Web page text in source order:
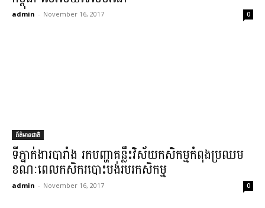
admin - November 16, 2017 0
ព័ត៌មានជាតិ
ទីភ្នាក់ងារ​បារាំង រក​បញ្ហា​គន្លឹះ​វិស័យ​កសិកម្ម​កំពុង​ប្រឈម
ខណៈពេល​កសិករ​បោះបង់​របរ​កសិកម្ម​
admin - November 16, 2017 0